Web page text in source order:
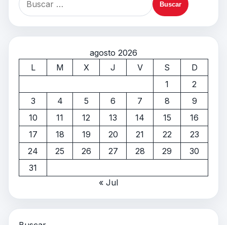
agosto 2026
L
M X J V S
D
1
2
3
4 5 6 7 8
9
10
11 12 13 14 15
16
17
18 19 20 21 22
23
24
25 26 27 28 29
30
31
« Jul